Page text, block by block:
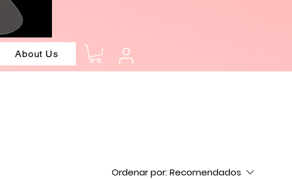
About Us
Ordenar por:Recomendados